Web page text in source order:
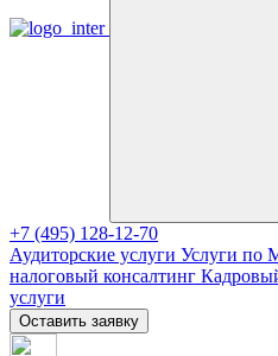
+7 (495) 128-12-70
Аудиторские услуги Услуги
налоговый консалтинг
услуги
Оставить заявку